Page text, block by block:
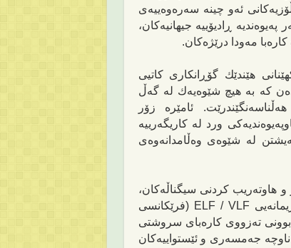
ۆزیەکانیئه‌و چینه‌ سه‌ره‌وه‌ییه‌ی
په‌یوه‌ندیه‌ ڕادیۆییه‌ جیهانیه‌كان،
مه‌ودا درێژه‌كان.
هێندێك گۆڕانكاری كاتیی
كه‌ به‌ هیچ شێوه‌یه‌ك له‌ گه‌ڵ
هه‌ڵناسه‌نگێندرێت. ئامێره‌ زۆر
ورد له‌‌ كاریگه‌رییه‌
له‌ شێوه‌ی‌ وه‌ڵامدانه‌وه‌ی
و هاوتەریب کردنی سیگناڵه‌كان،
به‌شی خواره‌وه‌ی ئه‌تمۆسفێر وه‌ك ئانتینێكی گریمانه‌یی ELF / VLF (فرێكانسی
ته‌زووی كاره‌بای سروشتی‌
جه‌مسه‌ری و ئێستواییه‌كان